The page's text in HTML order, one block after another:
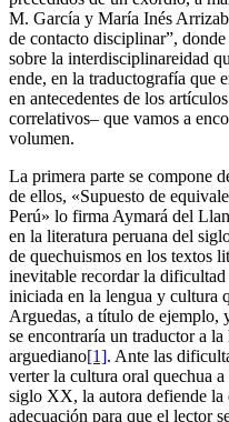
M. García y María Inés
de contacto disciplinar”,
sobre la interdisciplinareidad
ende, en la traductografía que
en antecedentes de los
correlativos– que vamos a
volumen.
La primera parte se compone
de ellos, «Supuesto de
Perú» lo firma Aymará del
en la literatura peruana del
de quechuismos en los textos
inevitable recordar la
iniciada en la lengua y cultura
Arguedas, a título de ejemplo,
se encontraría un traductor a
arguediano[1]. Ante las
verter la cultura oral quechua
siglo XX, la autora defiende la
adecuación para que el lector